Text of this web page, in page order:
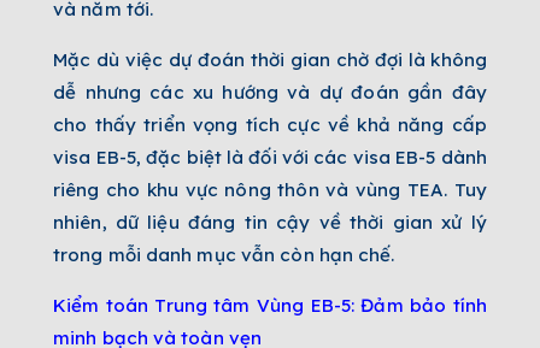
và năm tới.
Mặc dù việc dự đoán thời gian chờ đợi là không
dễ nhưng các xu hướng và dự đoán gần đây
cho thấy triển vọng tích cực về khả năng cấp
visa EB-5, đặc biệt là đối với các visa EB-5 dành
riêng cho khu vực nông thôn và vùng TEA. Tuy
nhiên, dữ liệu đáng tin cậy về thời gian xử lý
trong mỗi danh mục vẫn còn hạn chế.
Kiểm toán Trung tâm Vùng EB-5: Đảm bảo tính
minh bạch và toàn vẹn